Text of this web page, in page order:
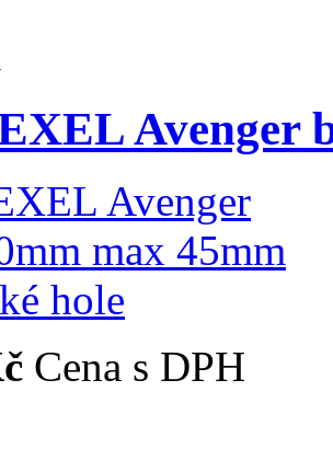
Avenger
Cena s DPH